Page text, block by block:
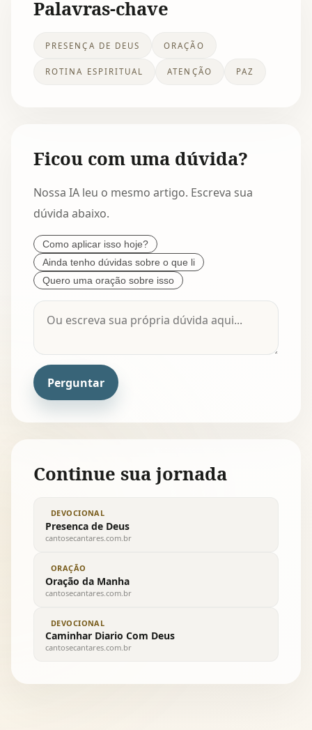
Palavras-chave
PRESENÇA DE DEUS ORAÇÃO
ROTINA ESPIRITUAL ATENÇÃO PAZ
Ficou com uma dúvida?
Nossa IA leu o mesmo artigo. Escreva sua
dúvida abaixo.
Como aplicar isso hoje?
Ainda tenho dúvidas sobre o que li
Quero uma oração sobre isso
Perguntar
Continue sua jornada
DEVOCIONAL
Presenca de Deus
cantosecantares.com.br
ORAÇÃO
Oração da Manha
cantosecantares.com.br
DEVOCIONAL
Caminhar Diario Com Deus
cantosecantares.com.br